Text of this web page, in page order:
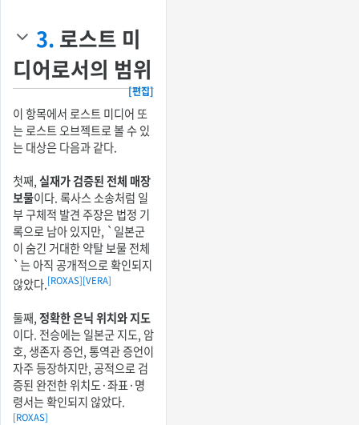
3. 로스트 미
디어로서의 범위
[편집]
이 항목에서 로스트 미디어 또
는 로스트 오브젝트로 볼 수 있
는 대상은 다음과 같다.
첫째,실재가 검증된 전체 매장
보물이다. 록사스 소송처럼 일
부 구체적 발견 주장은 법정 기
록으로 남아 있지만, `일본군
이 숨긴 거대한 약탈 보물 전체
`는 아직 공개적으로 확인되지
않았다.[ROXAS][VERA]
둘째,정확한 은닉 위치와 지도
이다. 전승에는 일본군 지도, 암
호, 생존자 증언, 통역관 증언이
자주 등장하지만, 공적으로 검
증된 완전한 위치도·좌표·명
령서는 확인되지 않았다.
[ROXAS]